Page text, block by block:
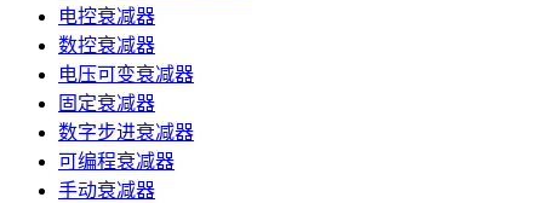
电控衰减器
数控衰减器
电压可变衰减器
固定衰减器
数字步进衰减器
可编程衰减器
手动衰减器